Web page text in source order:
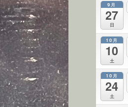
9月
27
日
10月
10
土
10月
24
土